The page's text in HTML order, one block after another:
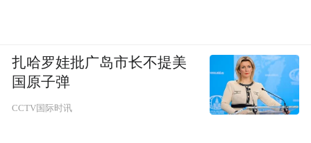
扎哈罗娃批广岛市长不提美
国原子弹
CCTV国际时讯